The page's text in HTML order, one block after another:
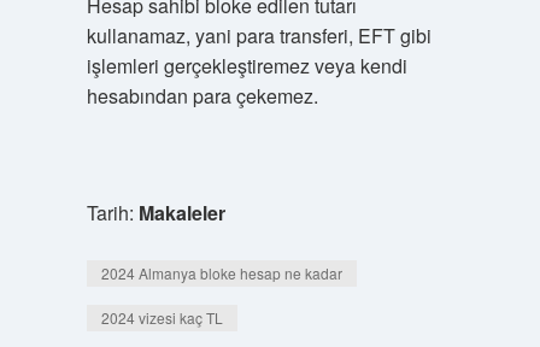
kullanamaz, yani para transferi, EFT gibi
işlemleri gerçekleştiremez veya kendi
hesabından para çekemez.
Tarih: Makaleler
2024 Almanya bloke hesap ne kadar
2024 vizesi kaç TL